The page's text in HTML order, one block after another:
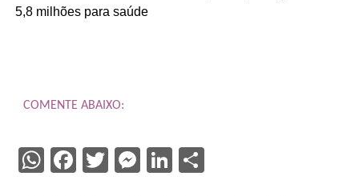
5,8 milhões para saúde
COMENTE ABAIXO:
WhatsApp
Facebook
Twitter
Messenger
LinkedIn
Share